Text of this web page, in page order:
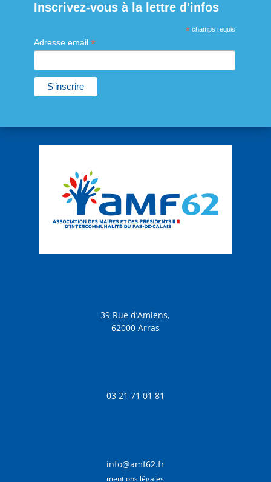
Inscrivez-vous à la lettre d'infos
* champs requis
Adresse email *
39 Rue d’Amiens,
62000 Arras
03 21 71 01 81
info@amf62.fr
mentions légales